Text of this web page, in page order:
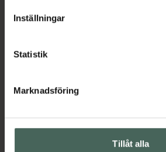
lagligheten av behandling som
Inställningar
Statistik
Marknadsföring
Tillåt alla
Kronans Apotek finns här för dig. Du
datorn. Oavsett vem du är så är
hjälpa just dig att må lite bättre.